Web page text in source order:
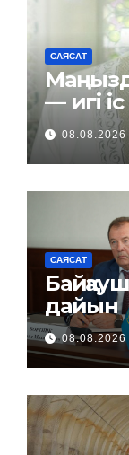
САЯСАТ
— игі іс
08.08.2026
САЯСАТ
дайын
08.08.2026